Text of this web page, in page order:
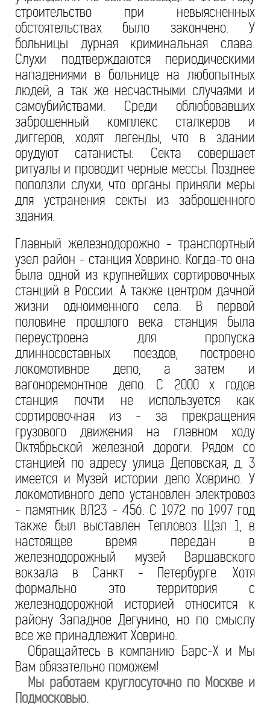
строительство при невыясненных
обстоятельствах было закончено. У
больницы дурная криминальная слава.
Слухи подтверждаются периодическими
нападениями в больнице на любопытных
людей, а так же несчастными случаями и
самоубийствами. Среди облюбовавших
заброшенный комплекс сталкеров и
диггеров, ходят легенды, что в здании
орудуют сатанисты. Секта совершает
ритуалы и проводит черные мессы. Позднее
поползли слухи, что органы приняли меры
для устранения секты из заброшенного
здания.
Главный железнодорожно - транспортный
узел район - станция Ховрино. Когда-то она
была одной из крупнейших сортировочных
станций в России. А также центром дачной
жизни одноименного села. В первой
половине прошлого века станция была
переустроена для пропуска
длинносоставных поездов, построено
локомотивное депо, а затем и
вагоноремонтное депо. С 2000 х годов
станция почти не используется как
сортировочная из - за прекращения
грузового движения на главном ходу
Октябрьской железной дороги. Рядом со
станцией по адресу улица Деповская, д. 3
имеется и Музей истории депо Ховрино. У
локомотивного депо установлен электровоз
- памятник ВЛ23 - 456. С 1972 по 1997 год
также был выставлен Тепловоз Щэл 1, в
настоящее время передан в
железнодорожный музей Варшавского
вокзала в Санкт - Петербурге. Хотя
формально это территория с
железнодорожной историей относится к
району Западное Дегунино, но по смыслу
все же принадлежит Ховрино.
Обращайтесь в компанию Барс-Х и Мы
Вам обязательно поможем!
Мы работаем круглосуточно по Москве и
Подмосковью.